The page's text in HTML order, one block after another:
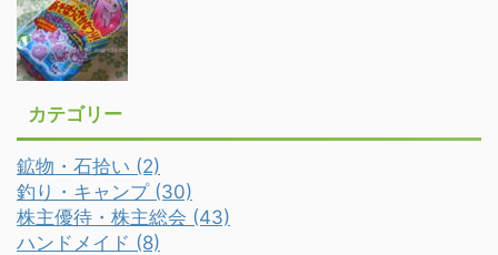
カテゴリー
鉱物・石拾い (2)
釣り・キャンプ (30)
株主優待・株主総会 (43)
ハンドメイド (8)